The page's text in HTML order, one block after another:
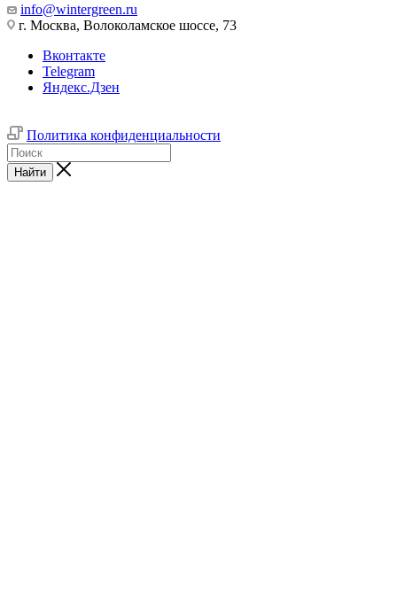
info@wintergreen.ru
г. Москва, Волоколамское шоссе, 73
Вконтакте
Telegram
Яндекс.Дзен
Политика конфиденциальности
Найти